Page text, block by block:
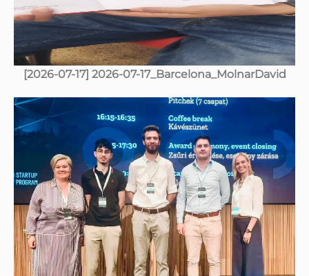
[2026-07-17] 2026-07-17_Barcelona_MolnarDavid